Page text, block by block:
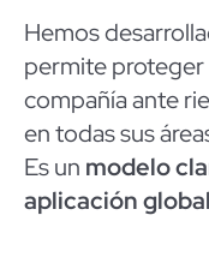
Hemos
permite
compañía ante
en todas sus
Es un modelo
aplicación global